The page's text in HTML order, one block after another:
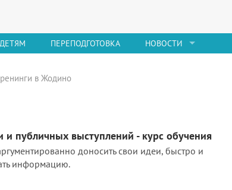
ДЕТЯМ ПЕРЕПОДГОТОВКА НОВОСТИ
в Жодино
и публичных выступлений - курс обучения
доносить свои идеи, быстро и
информацию.